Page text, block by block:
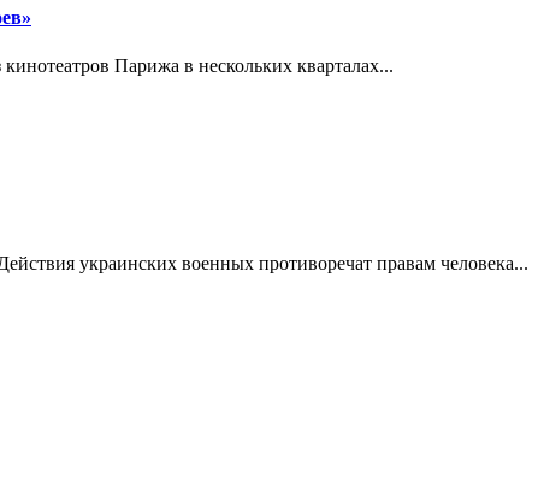
Парижа в нескольких кварталах...
украинских военных противоречат правам человека...